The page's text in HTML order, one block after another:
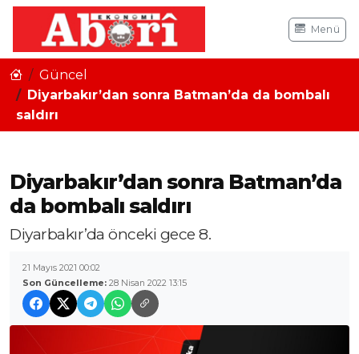
Menü
Güncel
Diyarbakır’dan sonra Batman’da da bombalı
saldırı
Diyarbakır’dan sonra Batman’da
da bombalı saldırı
Diyarbakır’da önceki gece 8.
21 Mayıs 2021 00:02
Son Güncelleme: 28 Nisan 2022 13:15